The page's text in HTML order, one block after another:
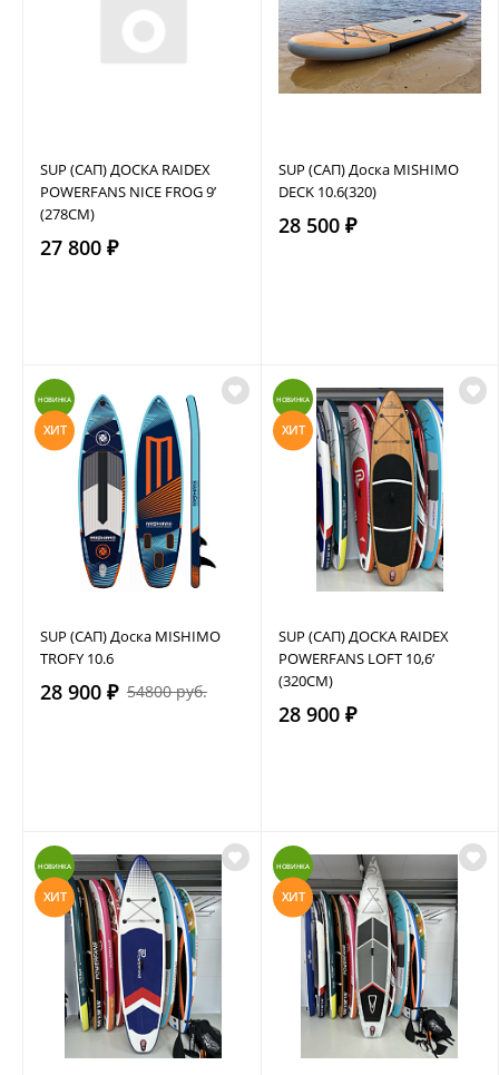
SUP (САП) ДОСКА RAIDEX
POWERFANS NICE FROG 9’
(278СМ)
27 800 ₽
SUP (САП) Доска MISHIMO
DECK 10.6(320)
28 500 ₽
НОВИНКА
ХИТ
SUP (САП) Доска MISHIMO
TROFY 10.6
28 900 ₽ 54800 руб.
НОВИНКА
ХИТ
SUP (САП) ДОСКА RAIDEX
POWERFANS LOFT 10,6’
(320СМ)
28 900 ₽
НОВИНКА
ХИТ
НОВИНКА
ХИТ